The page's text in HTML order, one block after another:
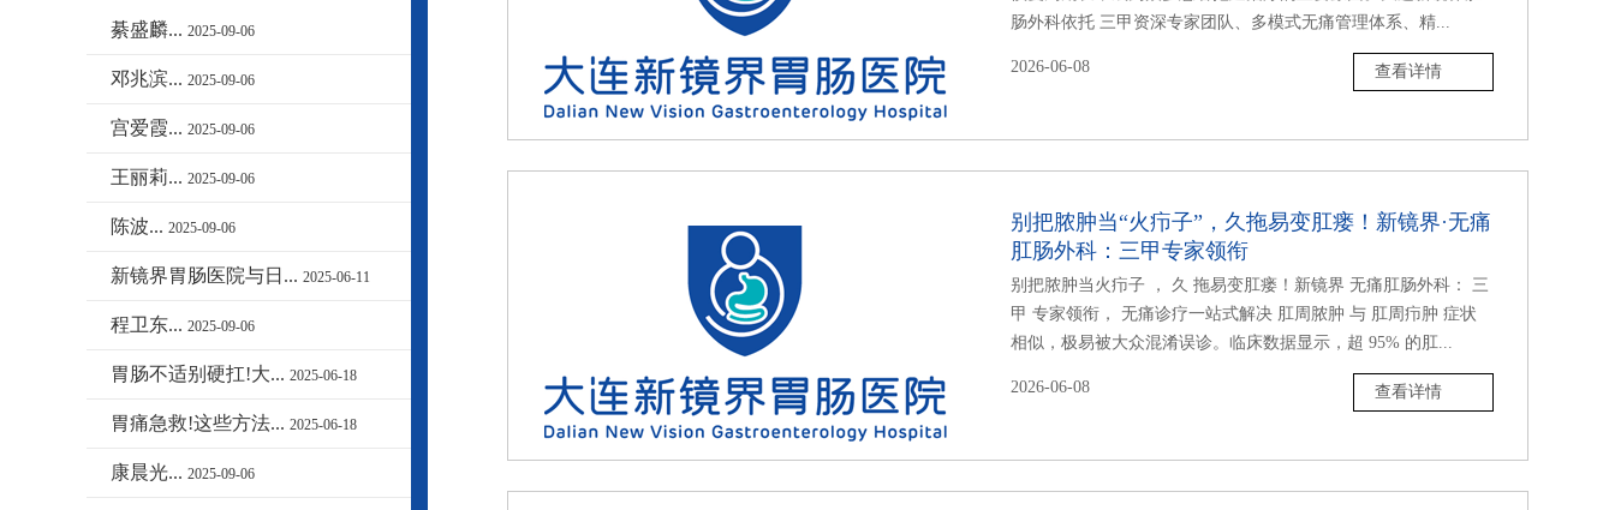
綦盛麟... 2025-09-06
邓兆滨... 2025-09-06
宫爱霞... 2025-09-06
王丽莉... 2025-09-06
陈波... 2025-09-06
新镜界胃肠医院与日... 2025-06-11
程卫东... 2025-09-06
胃肠不适别硬扛!大... 2025-06-18
胃痛急救!这些方法... 2025-06-18
康晨光... 2025-09-06
肠外科依托 三甲资深专家团队、多模式无痛管理体系、精...
2026-06-08 查看详情
别把脓肿当“火疖子”，久拖易变肛瘘！新镜界·无痛
肛肠外科：三甲专家领衔
别把脓肿当火疖子 ， 久 拖易变肛瘘！新镜界 无痛肛肠外科： 三
甲 专家领衔， 无痛诊疗一站式解决 肛周脓肿 与 肛周疖肿 症状
相似，极易被大众混淆误诊。临床数据显示，超 95% 的肛...
2026-06-08 查看详情